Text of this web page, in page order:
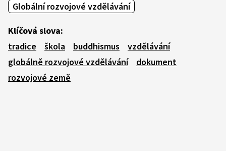
Globální rozvojové vzdělávání
Klíčová slova:
tradice
škola buddhismus
vzdělávání
globálně rozvojové vzdělávání
dokument
rozvojové země